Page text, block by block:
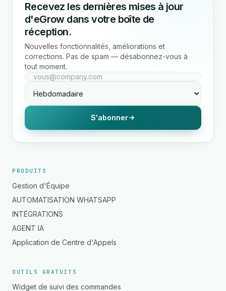
Recevez les dernières mises à jour
d'eGrow dans votre boîte de
réception.
Nouvelles fonctionnalités, améliorations et
corrections. Pas de spam — désabonnez-vous à
tout moment.
S'abonner
PRODUITS
Gestion d'Équipe
AUTOMATISATION WHATSAPP
INTÉGRATIONS
AGENT IA
Application de Centre d'Appels
OUTILS GRATUITS
Widget de suivi des commandes